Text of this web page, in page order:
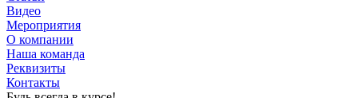
Видео
Мероприятия
О компании
Наша команда
Реквизиты
Контакты